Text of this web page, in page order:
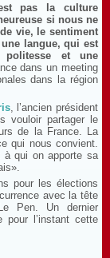
pas la culture
si nous ne
vie, le sentiment
langue, qui est
politesse et une
dans un meeting
dans la région
, l’ancien président
vouloir partager le
de la France. La
qui nous convient.
à qui on apporte sa
pour les élections
avec la tête
Pen. Un dernier
pour l’instant cette